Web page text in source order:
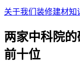
关于我们 装修建材知
两家中科院
前十位